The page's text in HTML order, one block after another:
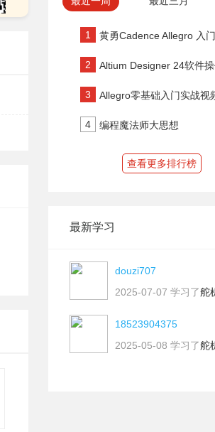
1 黄勇Cadence Allegro 入门到精
2 Altium Designer 24软件操作
3 Allegro零基础入门实战视频字幕版课
4 编程魔法师大思想
查看更多排行榜
最新学习
douzi707
2025-07-07 学习了舵
18523904375
2025-05-08 学习了舵